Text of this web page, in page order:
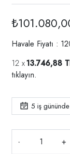
Havale Fiyatı :
13.746,88
tıklayın.
5 iş
- +